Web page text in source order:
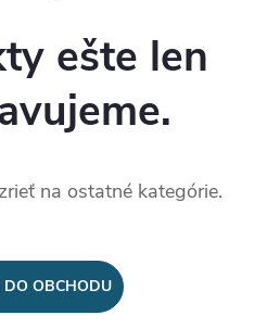
ešte len
na ostatné kategórie.
DO OBCHODU